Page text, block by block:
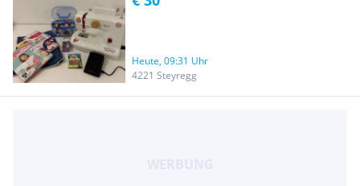
Heute, 09:31 Uhr
4221 Steyregg